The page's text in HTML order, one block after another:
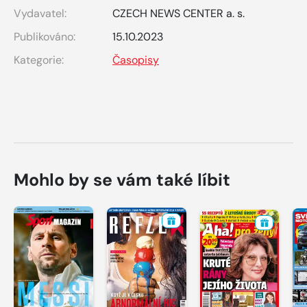
Vydavatel:
CZECH NEWS CENTER a. s.
Publikováno:
15.10.2023
Kategorie:
Časopisy
Mohlo by se vám také líbit